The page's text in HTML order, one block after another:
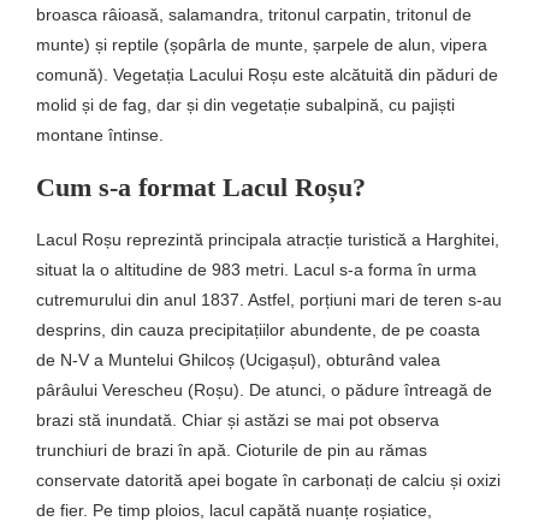
broasca râioasă, salamandra, tritonul carpatin, tritonul de
munte) și reptile (șopârla de munte, șarpele de alun, vipera
comună). Vegetația Lacului Roșu este alcătuită din păduri de
molid și de fag, dar și din vegetație subalpină, cu pajiști
montane întinse.
Cum s-a format Lacul Roșu?
Lacul Roșu reprezintă principala atracție turistică a Harghitei,
situat la o altitudine de 983 metri. Lacul s-a forma în urma
cutremurului din anul 1837. Astfel, porțiuni mari de teren s-au
desprins, din cauza precipitațiilor abundente, de pe coasta
de N-V a Muntelui Ghilcoș (Ucigașul), obturând valea
pârâului Verescheu (Roșu). De atunci, o pădure întreagă de
brazi stă inundată. Chiar și astăzi se mai pot observa
trunchiuri de brazi în apă. Cioturile de pin au rămas
conservate datorită apei bogate în carbonați de calciu și oxizi
de fier. Pe timp ploios, lacul capătă nuanțe roșiatice,